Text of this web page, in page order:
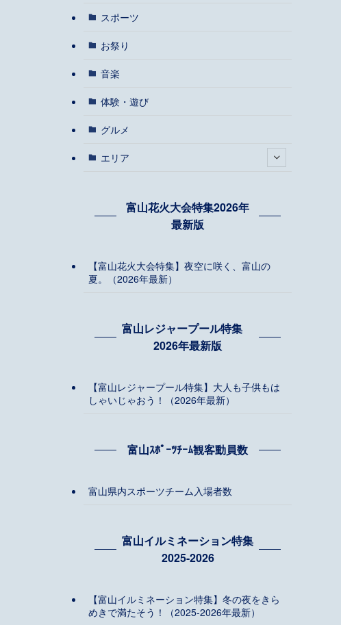
スポーツ
お祭り
音楽
体験・遊び
グルメ
エリア
富山花火大会特集2026年
最新版
【富山花火大会特集】夜空に咲く、富山の
夏。（2026年最新）
富山レジャープール特集
2026年最新版
【富山レジャープール特集】大人も子供もは
しゃいじゃおう！（2026年最新）
富山ｽﾎﾟｰﾂﾁｰﾑ観客動員数
富山県内スポーツチーム入場者数
富山イルミネーション特集
2025-2026
【富山イルミネーション特集】冬の夜をきら
めきで満たそう！（2025-2026年最新）